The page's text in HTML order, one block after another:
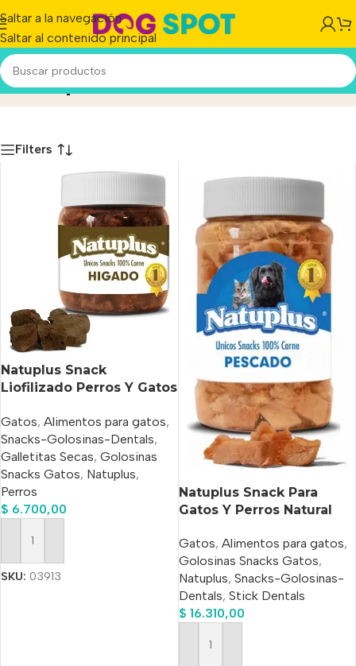
Saltar a la navegación
Saltar al contenido principal
NatuplusInicio/Producto
Filters
Natuplus Snack
Liofilizado Perros Y Gatos
Gatos, Alimentos para gatos,
Snacks-Golosinas-Dentals,
Galletitas Secas, Golosinas
Snacks Gatos, Natuplus,
Perros
$ 6.700,00
Añadir Al Carrito
SKU: 03913
Natuplus Snack Para
Gatos Y Perros Natural
Gatos, Alimentos para gatos,
Golosinas Snacks Gatos,
Natuplus, Snacks-Golosinas-
Dentals, Stick Dentals
$ 16.310,00
Añadir Al Carrito